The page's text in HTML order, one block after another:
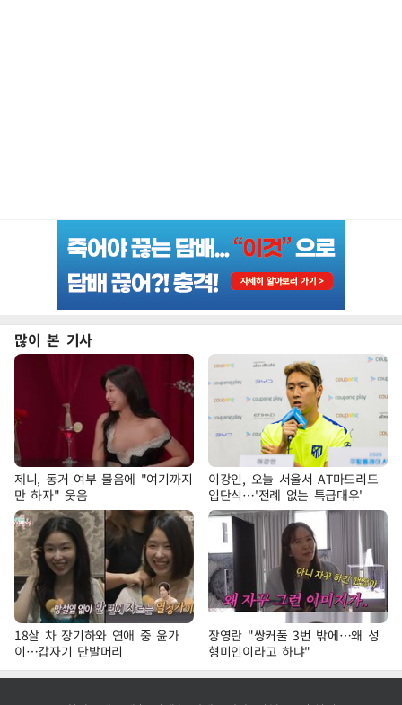
많이 본 기사
제니, 동거 여부 물음에 "여기까지
만 하자" 웃음
이강인, 오늘 서울서 AT마드리드
입단식…'전례 없는 특급대우'
18살 차 장기하와 연애 중 윤가
이…갑자기 단발머리
장영란 "쌍커풀 3번 밖에…왜 성
형미인이라고 하냐"